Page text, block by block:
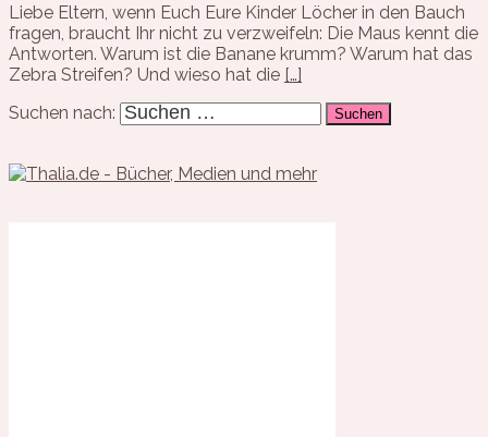
Liebe Eltern, wenn Euch Eure Kinder Löcher in den Bauch
fragen, braucht Ihr nicht zu verzweifeln: Die Maus kennt die
Antworten. Warum ist die Banane krumm? Warum hat das
Zebra Streifen? Und wieso hat die […]
Suchen nach: